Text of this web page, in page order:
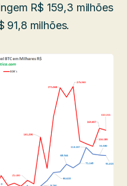
R$ 159,3 milhões
91,8 milhões.